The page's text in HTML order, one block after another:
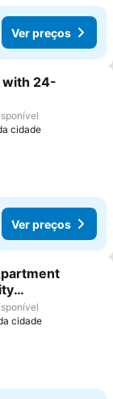
Ver preços
favoritos
with 24-
cidade
Ver preços
favoritos
cidade